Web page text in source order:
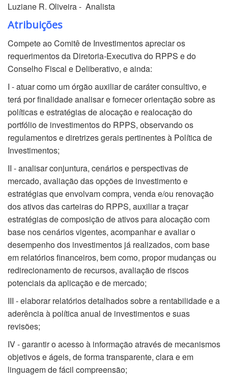
Luziane R. Oliveira - Analista
Atribuições
Compete ao Comitê de Investimentos apreciar os
requerimentos da Diretoria-Executiva do RPPS e do
Conselho Fiscal e Deliberativo, e ainda:
I - atuar como um órgão auxiliar de caráter consultivo, e
terá por finalidade analisar e fornecer orientação sobre as
políticas e estratégias de alocação e realocação do
portfólio de investimentos do RPPS, observando os
regulamentos e diretrizes gerais pertinentes à Política de
Investimentos;
II - analisar conjuntura, cenários e perspectivas de
mercado, avaliação das opções de investimento e
estratégias que envolvam compra, venda e/ou renovação
dos ativos das carteiras do RPPS, auxiliar a traçar
estratégias de composição de ativos para alocação com
base nos cenários vigentes, acompanhar e avaliar o
desempenho dos investimentos já realizados, com base
em relatórios financeiros, bem como, propor mudanças ou
redirecionamento de recursos, avaliação de riscos
potenciais da aplicação e de mercado;
III - elaborar relatórios detalhados sobre a rentabilidade e a
aderência à política anual de investimentos e suas
revisões;
IV - garantir o acesso à informação através de mecanismos
objetivos e ágeis, de forma transparente, clara e em
linguagem de fácil compreensão;